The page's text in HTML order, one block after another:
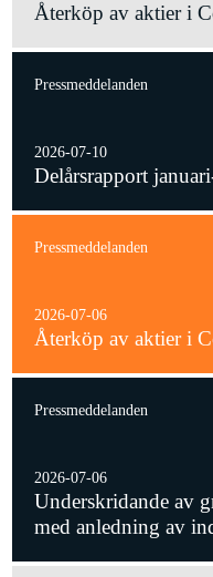
Återköp av aktier i
Pressmeddelanden
2026-07-10
Delårsrapport
Pressmeddelanden
2026-07-06
Återköp av aktier i
Pressmeddelanden
2026-07-06
Underskridande av
med anledning av